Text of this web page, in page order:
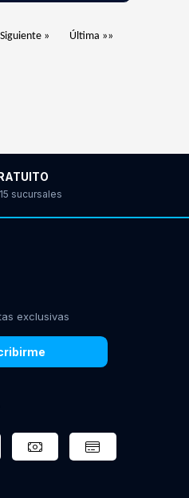
Siguiente » Última »»
sucursales
exclusivas